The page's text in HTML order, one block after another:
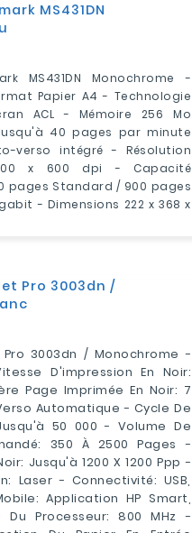
MS431DN
MS431DN Monochrome -
Papier A4 - Technologie
ACL - Mémoire 256 Mo
40 pages par minute
verso intégré - Résolution
x 600 dpi - Capacité
pages Standard / 900 pages
- Dimensions 222 x 368 x
Pro 3003dn /
3003dn / Monochrome -
D'impression En Noir:
Page Imprimée En Noir: 7
Automatique - Cycle De
50 000 - Volume De
350 À 2500 Pages -
Jusqu'à 1200 X 1200 Ppp -
Laser - Connectivité: USB,
Application HP Smart,
Processeur: 800 MHz -